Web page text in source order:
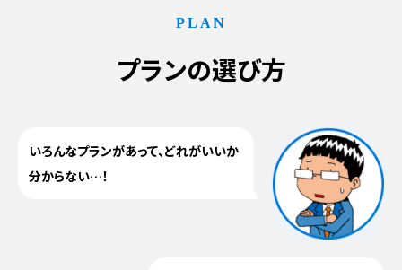
PLAN
プランの選び方
いろんなプランがあって、どれがいいか
分からない…！